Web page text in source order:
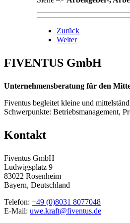
Zurück
Weiter
FIVENTUS GmbH
Unternehmensberatung für den
Fiventus begleitet kleine und
Schwerpunkte: Betriebsmanagement,
Kontakt
Fiventus GmbH
Ludwigsplatz 9
83022 Rosenheim
Bayern, Deutschland
Telefon: +49 (0)8031 8077048
E-Mail: uwe.kraft@fiventus.de